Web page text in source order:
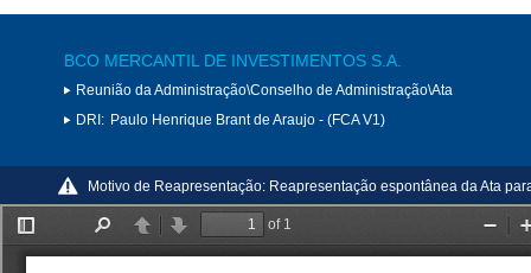
BCO MERCANTIL DE INVESTIMENTOS S.A.
Reunião da Administração\Conselho de Administração\Ata
DRI: Paulo Henrique Brant de Araujo - (FCA V1)
Motivo de Reapresentação: Reapresentação espontânea da Ata